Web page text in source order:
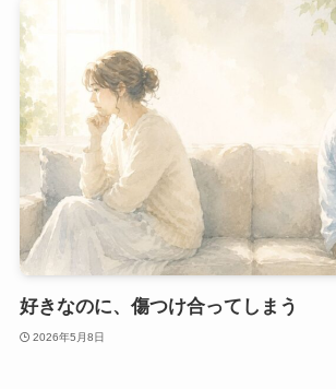
好きなのに、傷つけ合ってしまう
2026年5月8日